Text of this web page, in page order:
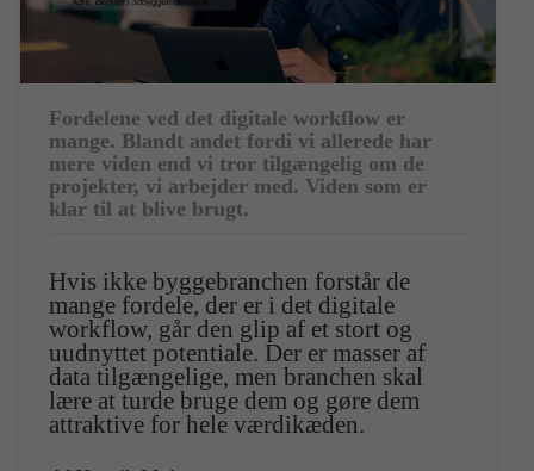
Fordelene ved det digitale workflow er
mange. Blandt andet fordi vi allerede har
mere viden end vi tror tilgængelig om de
projekter, vi arbejder med. Viden som er
klar til at blive brugt.
Hvis ikke byggebranchen forstår de
mange fordele, der er i det digitale
workflow, går den glip af et stort og
uudnyttet potentiale. Der er masser af
data tilgængelige, men branchen skal
lære at turde bruge dem og gøre dem
attraktive for hele værdikæden.